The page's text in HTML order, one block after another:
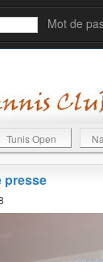
Mot de
Tunis Open
presse